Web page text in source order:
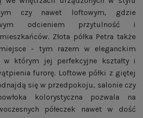
czy nawet loftowym, gdzie
odcieniem przytulność i
Złota półka Petra także
- tym razem w eleganckim
którym jej perfekcyjne kształty i
furorę. Loftowe półki z giętej
się w przedpokoju, salonie czy
kolorystyczna pozwala na
półeczek nawet w dość